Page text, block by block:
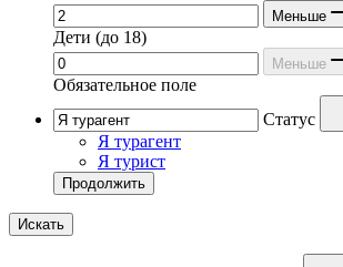
Меньше
Дети (до 18)
Меньше
Обязательное поле
Статус
Я турагент
Я турист
Продолжить
Искать